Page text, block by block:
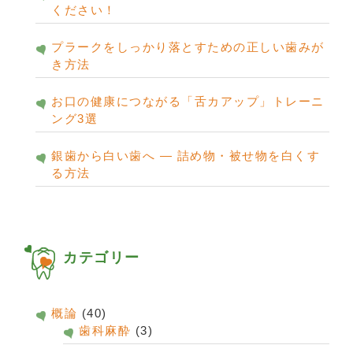
ください！
プラークをしっかり落とすための正しい歯みが
き方法
お口の健康につながる「舌カアップ」トレーニ
ング3選
銀歯から白い歯へ ― 詰め物・被せ物を白くす
る方法
カテゴリー
概論 (40)
歯科麻酔 (3)